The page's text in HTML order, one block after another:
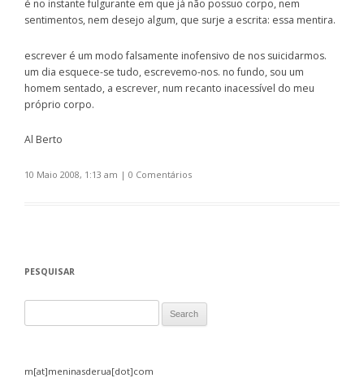
é no instante fulgurante em que já não possuo corpo, nem
sentimentos, nem desejo algum, que surje a escrita: essa mentira.
escrever é um modo falsamente inofensivo de nos suicidarmos.
um dia esquece-se tudo, escrevemo-nos. no fundo, sou um
homem sentado, a escrever, num recanto inacessível do meu
próprio corpo.
Al Berto
10 Maio 2008, 1:13 am | 0 Comentários
PESQUISAR
m[at]meninasderua[dot]com